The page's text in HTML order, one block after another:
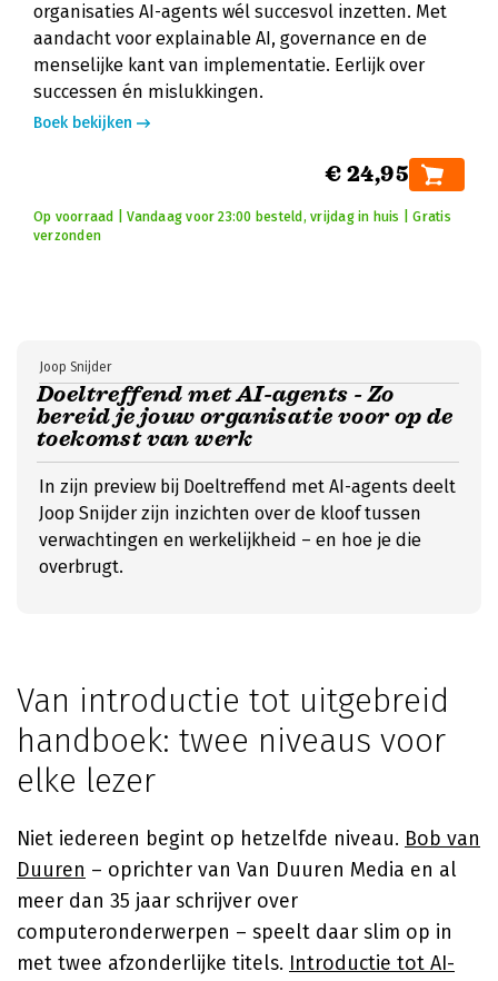
organisaties AI-agents wél succesvol inzetten. Met
aandacht voor explainable AI, governance en de
menselijke kant van implementatie. Eerlijk over
successen én mislukkingen.
Boek bekijken
€ 24,95
Op voorraad | Vandaag voor 23:00 besteld, vrijdag in huis | Gratis
verzonden
Doeltreffend met AI-agents - Zo
bereid je jouw organisatie voor op de
toekomst van werk
Joop Snijder
In zijn preview bij Doeltreffend met AI-agents deelt
Joop Snijder zijn inzichten over de kloof tussen
verwachtingen en werkelijkheid – en hoe je die
overbrugt.
Van introductie tot uitgebreid
handboek: twee niveaus voor
elke lezer
Niet iedereen begint op hetzelfde niveau. Bob van
Duuren – oprichter van Van Duuren Media en al
meer dan 35 jaar schrijver over
computeronderwerpen – speelt daar slim op in
met twee afzonderlijke titels. Introductie tot AI-